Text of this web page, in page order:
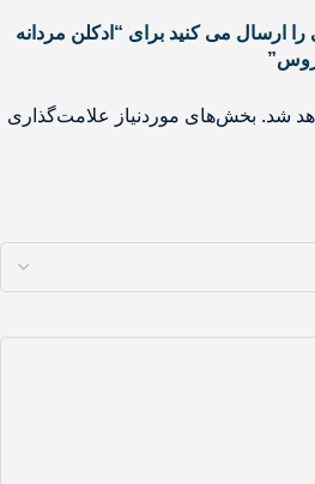
را ارسال می کنید برای “ادکلن مردانه
شد. بخش‌های موردنیاز علامت‌گذاری